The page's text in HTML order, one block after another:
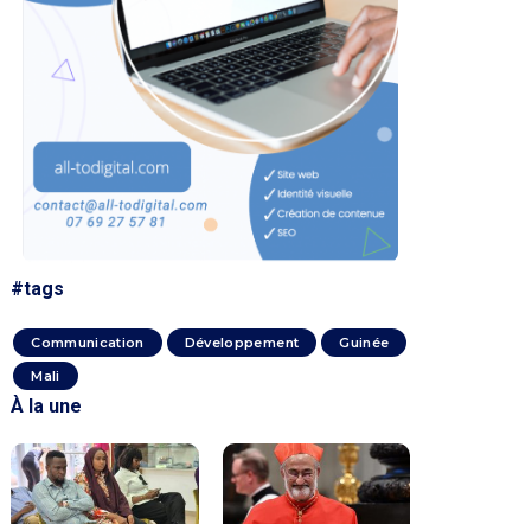
#tags
Communication Développement
Guinée
Mali
À la une